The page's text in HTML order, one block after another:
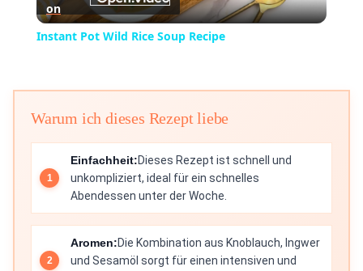
Video
on
Instant Pot Wild Rice Soup Recipe
Warum ich dieses Rezept liebe
Einfachheit:Dieses Rezept ist schnell und
unkompliziert, ideal für ein schnelles
Abendessen unter der Woche.
Aromen:Die Kombination aus Knoblauch, Ingwer
und Sesamöl sorgt für einen intensiven und